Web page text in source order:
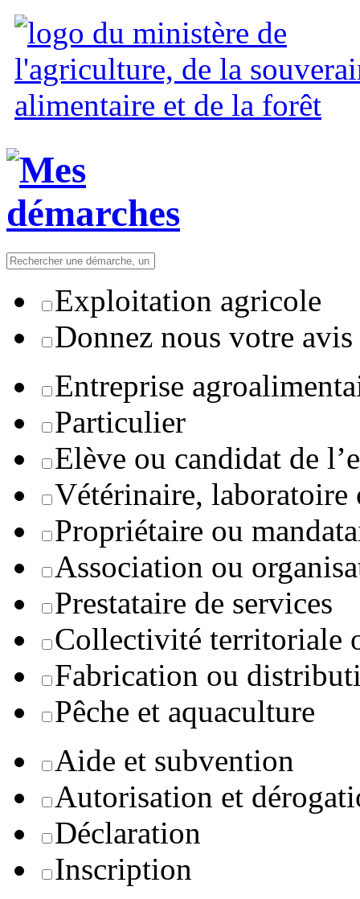
Exploitation agricole
Donnez nous votre avis
Entreprise
Particulier
Elève ou candidat de
Vétérinaire, laboratoire
Propriétaire ou
Association ou
Prestataire de services
Collectivité territoriale
Fabrication ou
Pêche et aquaculture
Aide et subvention
Autorisation et
Déclaration
Inscription